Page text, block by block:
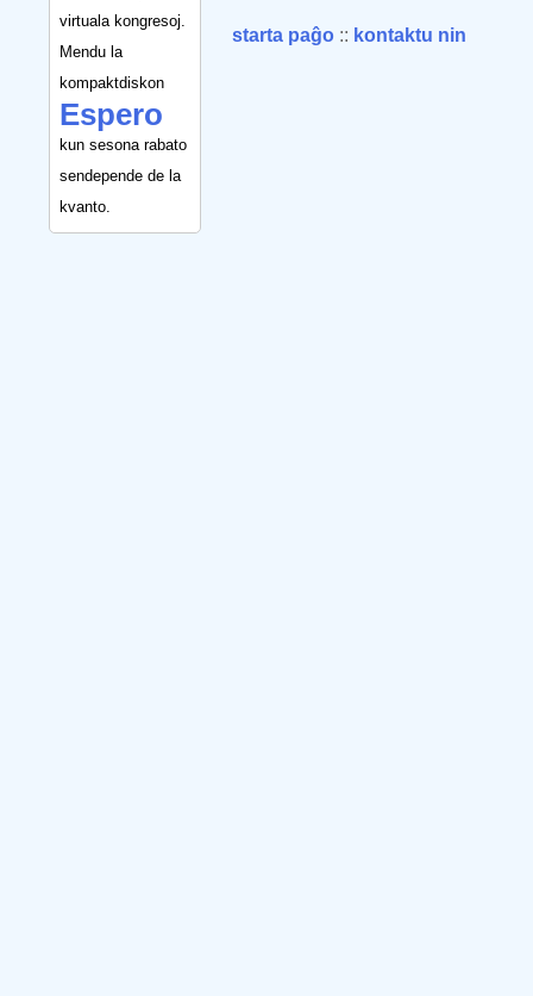
virtuala kongresoj.
Mendu la
kompaktdiskon
Espero
kun sesona rabato
sendepende de la
kvanto.
starta paĝo :: kontaktu nin